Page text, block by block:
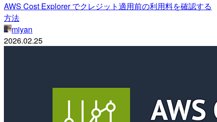
AWS Cost Explorer でクレジット適用前の利用料を確認する
方法
miyan
2026.02.25